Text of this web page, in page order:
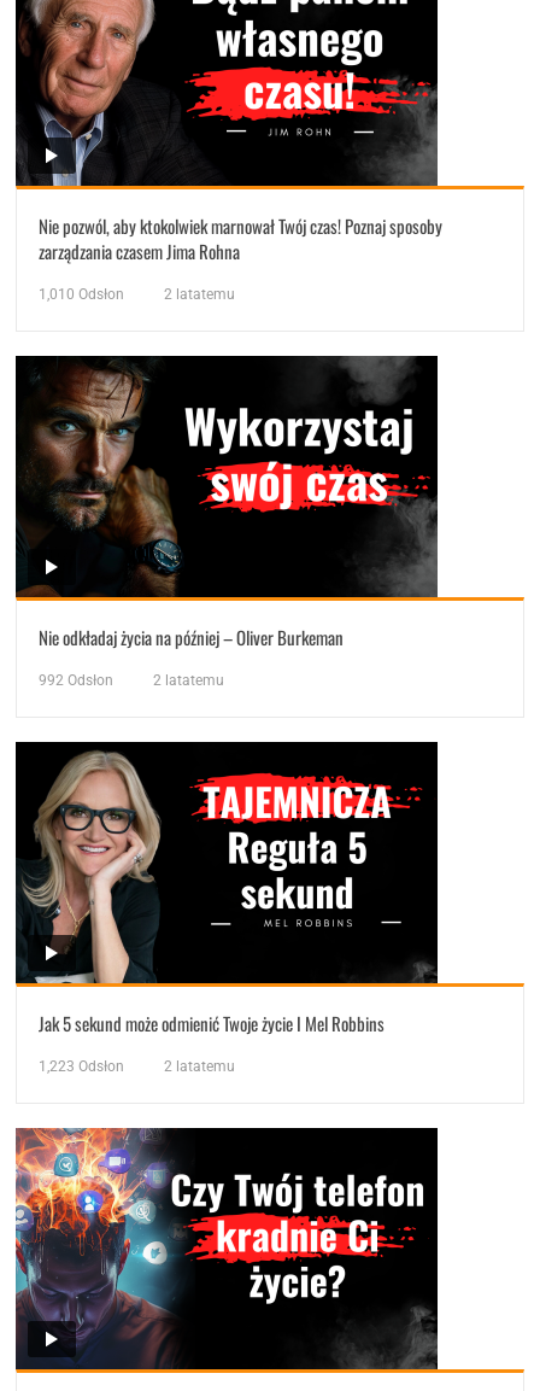
Nie pozwól, aby ktokolwiek marnował Twój czas! Poznaj sposoby
zarządzania czasem Jima Rohna
1,010 Odsłon 2 latatemu
Nie odkładaj życia na później – Oliver Burkeman
992 Odsłon 2 latatemu
Jak 5 sekund może odmienić Twoje życie I Mel Robbins
1,223 Odsłon 2 latatemu